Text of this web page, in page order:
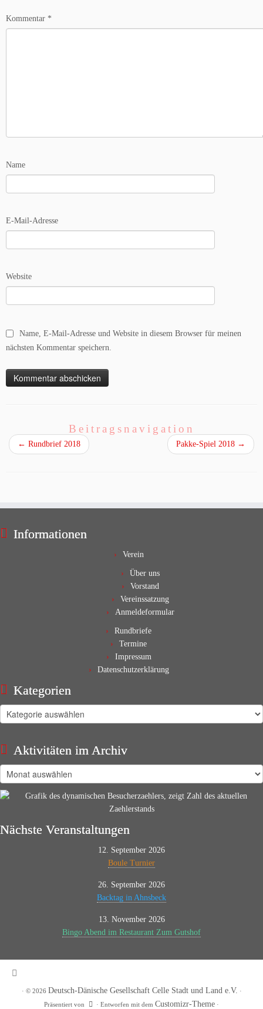
Kommentar *
Name
E-Mail-Adresse
Website
Name, E-Mail-Adresse und Website in diesem Browser für meinen
nächsten Kommentar speichern.
Beitragsnavigation
← Rundbrief 2018 Pakke-Spiel 2018 →
Informationen
Verein
Über uns
Vorstand
Vereinssatzung
Anmeldeformular
Rundbriefe
Termine
Impressum
Datenschutzerklärung
Kategorien
Kategorien
Aktivitäten im Archiv
Aktivitäten
im
Archiv
Nächste Veranstaltungen
12. September 2026
Boule Turnier
26. September 2026
Backtag in Ahnsbeck
13. November 2026
Bingo Abend im Restaurant Zum Gutshof
· © 2026 Deutsch-Dänische Gesellschaft Celle Stadt und Land e.V. ·
Präsentiert von
· Entworfen mit dem Customizr-Theme ·